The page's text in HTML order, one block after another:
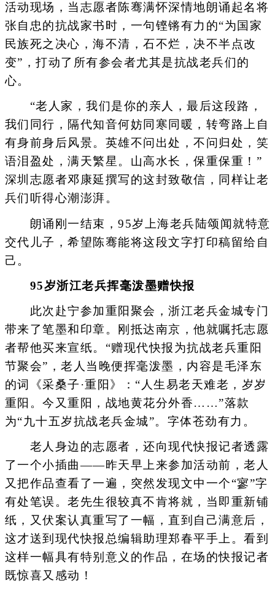
活动现场，当志愿者陈骞满怀深情地朗诵起名将
张自忠的抗战家书时，一句铿锵有力的“为国家
民族死之决心，海不清，石不烂，决不半点改
变”，打动了所有参会者尤其是抗战老兵们的
心。
“老人家，我们是你的亲人，最后这段路，
我们同行，隔代知音何妨同寒同暖，转弯路上自
有身前身后风景。英雄不问出处，不问归处，笑
语泪盈处，满天繁星。山高水长，保重保重！”
深圳志愿者邓康延撰写的这封致敬信，同样让老
兵们听得心潮澎湃。
朗诵刚一结束，95岁上海老兵陆颂闻就特意
交代儿子，希望陈骞能将这段文字打印稿留给自
己。
95岁浙江老兵挥毫泼墨赠快报
此次赴宁参加重阳聚会，浙江老兵金城专门
带来了笔墨和印章。刚抵达南京，他就嘱托志愿
者帮他买来宣纸。“赠现代快报为抗战老兵重阳
节聚会”，老人当晚便挥毫泼墨，内容是毛泽东
的词《采桑子·重阳》：“人生易老天难老，岁岁
重阳。今又重阳，战地黄花分外香……”落款
为“九十五岁抗战老兵金城”。字体苍劲有力。
老人身边的志愿者，还向现代快报记者透露
了一个小插曲——昨天早上来参加活动前，老人
又把作品查看了一遍，突然发现文中一个“寥”字
有处笔误。老先生很较真不肯将就，当即重新铺
纸，又伏案认真重写了一幅，直到自己满意后，
这才送到现代快报总编辑助理郑春平手上。看到
这样一幅具有特别意义的作品，在场的快报记者
既惊喜又感动！